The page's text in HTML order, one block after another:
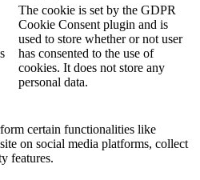
The cookie is set by the GDPR
Cookie Consent plugin and is
used to store whether or not user
has consented to the use of
cookies. It does not store any
personal data.
certain functionalities like
on social media platforms, collect
features.